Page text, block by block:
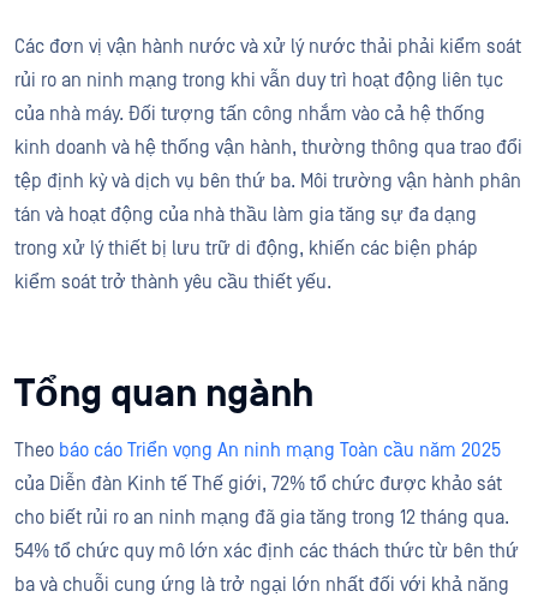
Các đơn vị vận hành nước và xử lý nước thải phải kiểm soát
rủi ro an ninh mạng trong khi vẫn duy trì hoạt động liên tục
của nhà máy. Đối tượng tấn công nhắm vào cả hệ thống
kinh doanh và hệ thống vận hành, thường thông qua trao đổi
tệp định kỳ và dịch vụ bên thứ ba. Môi trường vận hành phân
tán và hoạt động của nhà thầu làm gia tăng sự đa dạng
trong xử lý thiết bị lưu trữ di động, khiến các biện pháp
kiểm soát trở thành yêu cầu thiết yếu.
Tổng quan ngành
Theo báo cáo Triển vọng An ninh mạng Toàn cầu năm 2025
của Diễn đàn Kinh tế Thế giới, 72% tổ chức được khảo sát
cho biết rủi ro an ninh mạng đã gia tăng trong 12 tháng qua.
54% tổ chức quy mô lớn xác định các thách thức từ bên thứ
ba và chuỗi cung ứng là trở ngại lớn nhất đối với khả năng